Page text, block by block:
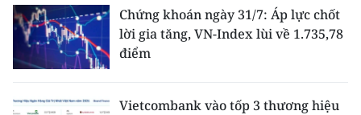
Chứng khoán ngày 31/7: Áp lực chốt
lời gia tăng, VN-Index lùi về 1.735,78
điểm
Vietcombank vào tốp 3 thương hiệu